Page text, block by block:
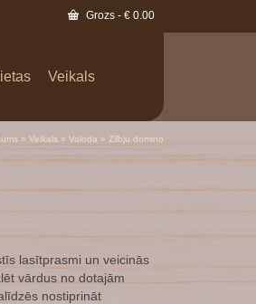
Grozs - € 0.00
Veikals
» Veikals » Valoda » Zilbju domino
lasītprasmi un veicinās
vārdus no dotajām
nostiprināt